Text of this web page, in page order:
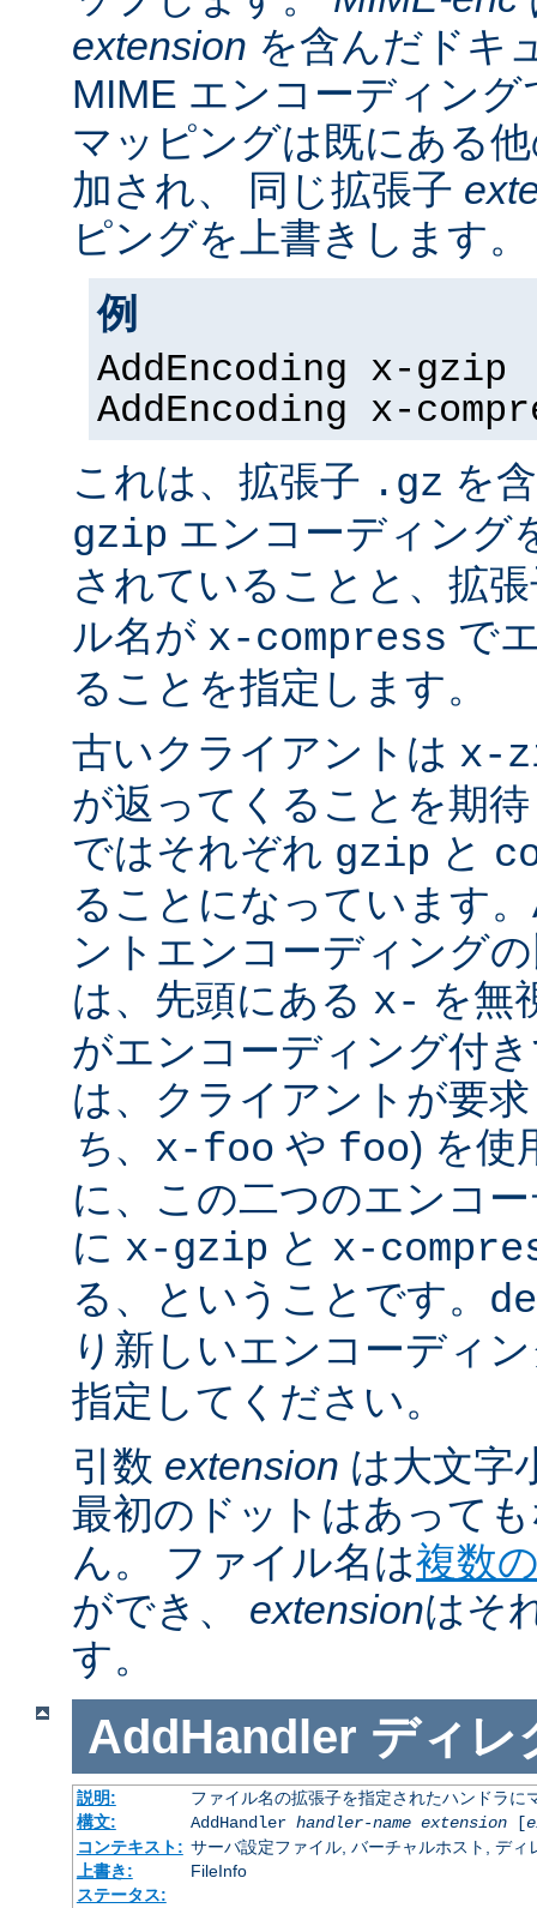
extension を含んだドキ
MIME エンコーディン
マッピングは既にある
加され、 同じ拡張子
ピングを上書きします。
例
AddEncoding x-gzip
AddEncoding x-
これは、拡張子 .gz を
gzip エンコーディング
されていることと、拡
ル名が x-compress で
ることを指定します。
古いクライアントは x-
が返ってくることを期
ではそれぞれ gzip と
ることになっています
ントエンコーディング
は、先頭にある x- を無
がエンコーディング付
は、クライアントが要
ち、 x-foo や foo) を使
に、この二つのエンコ
に x-gzip と x-
る、ということです。
り新しいエンコーディ
指定してください。
引数 extension は大文字
最初のドットはあって
ん。 ファイル名は複数
ができ、 extensionはそ
す。
AddHandler ディレ
説明:
ファイル名の拡張子を指定されたハンドラに
構文:
AddHandler handler-name extension[
コンテキスト: サーバ設定ファイル, バーチャルホスト, ディ
上書き:
FileInfo
ステータス: